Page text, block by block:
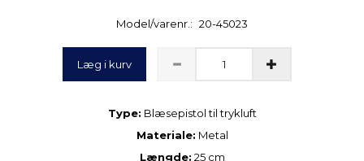
Model/varenr.: 20-45023
Læg i kurv
Type: Blæsepistol til trykluft
Materiale: Metal
Længde: 25 cm